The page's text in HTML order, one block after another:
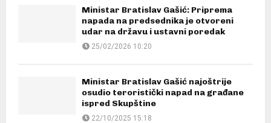
Ministar Bratislav Gašić: Priprema
napada na predsednika je otvoreni
udar na državu i ustavni poredak
25/02/2026 10:20
Ministar Bratislav Gašić najoštrije
osudio teroristički napad na građane
ispred Skupštine
22/10/2025 15:18